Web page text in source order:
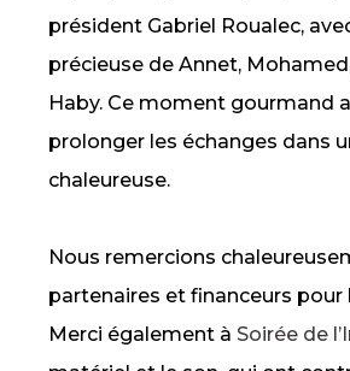
président Gabriel Roualec,
précieuse de Annet,
Haby. Ce moment gourmand
prolonger les échanges dans
chaleureuse.
Nous remercions
partenaires et financeurs pour
Merci également à Soirée de